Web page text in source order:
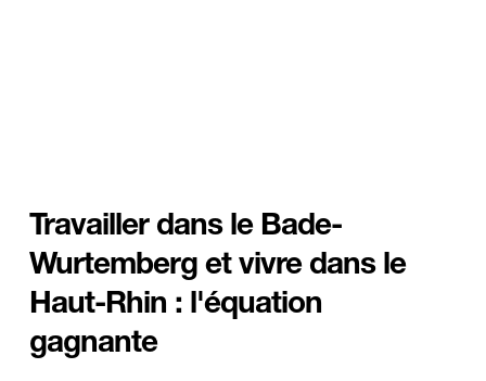
Travailler dans le Bade-
Wurtemberg et vivre dans le
Haut-Rhin : l'équation
gagnante